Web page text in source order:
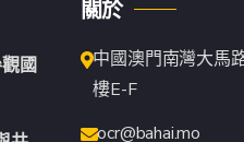
國
關於
中國澳門南灣大馬
樓E-F
ocr@bahai.mo